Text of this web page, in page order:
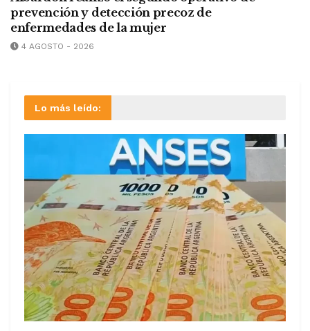
prevención y detección precoz de
enfermedades de la mujer
4 AGOSTO - 2026
Lo más leído: